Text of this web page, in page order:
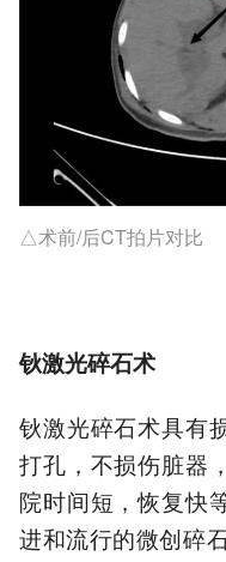
△术前/后CT拍片对比
钬激光碎石术
钬激光碎石术具有
打孔，不损伤脏器
院时间短，恢复快
进和流行的微创碎